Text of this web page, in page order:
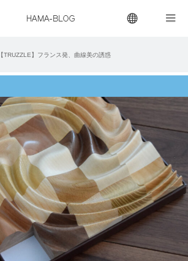
【TRUZZLE】フランス発、曲線美の誘惑